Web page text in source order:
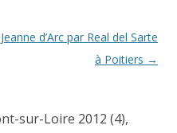
Jeanne d’Arc par Real del Sarte
à Poitiers →
sur-Loire 2012 (4),